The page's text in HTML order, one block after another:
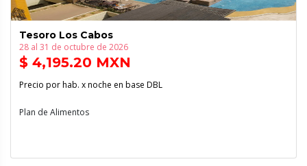
Tesoro Los Cabos
28 al 31 de octubre de 2026
$ 4,195.20 MXN
Precio por hab. x noche en base DBL
Plan de Alimentos